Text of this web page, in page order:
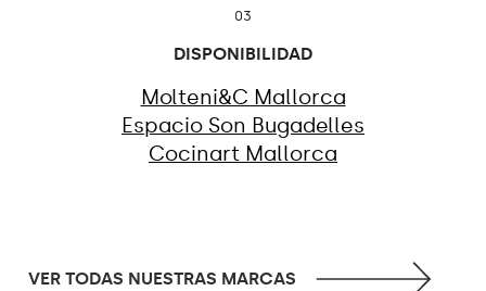
03
DISPONIBILIDAD
Molteni&C Mallorca
Espacio Son Bugadelles
Cocinart Mallorca
VER TODAS NUESTRAS MARCAS